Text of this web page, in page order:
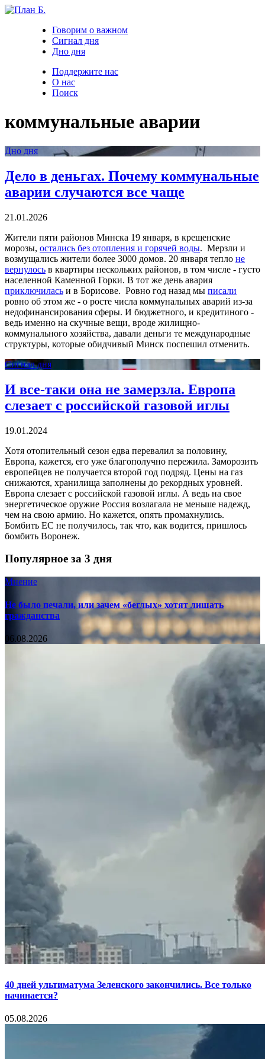
Говорим о важном
Сигнал дня
Дно дня
Поддержите нас
О нас
Поиск
коммунальные аварии
Дно дня
Дело в деньгах. Почему коммунальные
аварии случаются все чаще
21.01.2026
Жители пяти районов Минска 19 января, в крещенские
морозы, остались без отопления и горячей воды. Мерзли и
возмущались жители более 3000 домов. 20 января тепло не
вернулось в квартиры нескольких районов, в том числе - густо
населенной Каменной Горки. В тот же день авария
приключилась и в Борисове. Ровно год назад мы писали
ровно об этом же - о росте числа коммунальных аварий из-за
недофинансирования сферы. И бюджетного, и кредитиного -
ведь именно на скучные вещи, вроде жилищно-
коммунального хозяйства, давали деньги те международные
структуры, которые обидчивый Минск поспешил отменить.
Сигнал дня
И все-таки она не замерзла. Европа
слезает с российской газовой иглы
19.01.2024
Хотя отопительный сезон едва перевалил за половину,
Европа, кажется, его уже благополучно пережила. Заморозить
европейцев не получается второй год подряд. Цены на газ
снижаются, хранилища заполнены до рекордных уровней.
Европа слезает с российской газовой иглы. А ведь на свое
энергетическое оружие Россия возлагала не меньше надежд,
чем на свою армию. Но кажется, опять промахнулись.
Бомбить ЕС не получилось, так что, как водится, пришлось
бомбить Воронеж.
Популярное за 3 дня
Мнение
Не было печали, или зачем «беглых» хотят лишать
гражданства
06.08.2026
40 дней ультиматума Зеленского закончились. Все только
начинается?
05.08.2026